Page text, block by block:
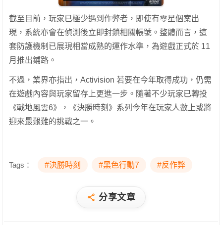
截至目前，玩家已極少遇到作弊者，即使有零星個案出
現，系統亦會在偵測後立即封鎖相關帳號。整體而言，這
套防護機制已展現相當成熟的運作水準，為遊戲正式於 11
月推出鋪路。
不過，業界亦指出，Activision 若要在今年取得成功，仍需
在遊戲內容與玩家留存上更進一步。隨著不少玩家已轉投
《戰地風雲6》，《決勝時刻》系列今年在玩家人數上或將
迎來最艱難的挑戰之一。
Tags： #決勝時刻 #黑色行動7 #反作弊
分享文章